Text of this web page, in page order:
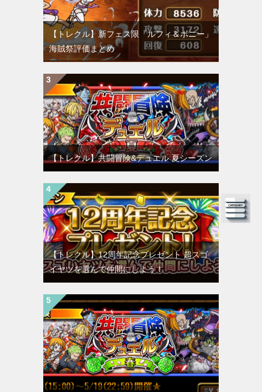
【トレクル】新フェス限「ルフィ＆ボニー」
海賊祭評価まとめ
【トレクル】共闘冒険&デュエル 夏シーズン
【トレクル】12周年記念プレゼント 超スゴ
イヤツを選んで仲間にしよう！